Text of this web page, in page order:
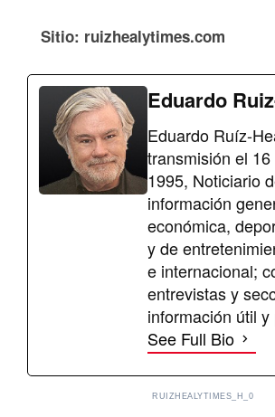
Sitio: ruizhealytimes.com
Eduardo
Eduardo Ruíz-
transmisión el
1995, Noticiario
información
económica,
y de
e internacional;
entrevistas y
información útil y
See Full Bio
RUIZHEALYTIMES_H_0